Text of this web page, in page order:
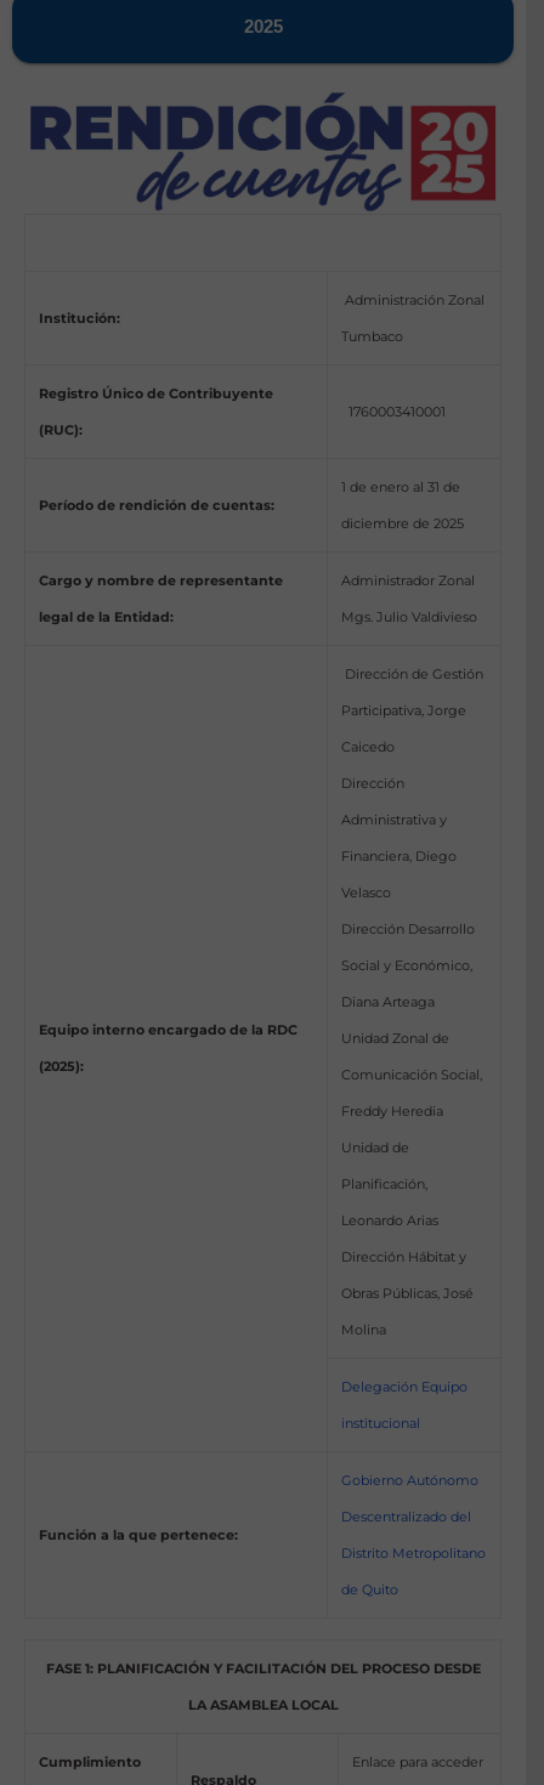
2025
Institución:
Administración Zonal
Tumbaco
Registro Único de Contribuyente
(RUC):
1760003410001
Período de rendición de cuentas:
1 de enero al 31 de
diciembre de 2025
Cargo y nombre de representante
legal de la Entidad:
Administrador Zonal
Mgs. Julio Valdivieso
Equipo interno encargado de la RDC
(2025):
Dirección de Gestión
Participativa, Jorge
Caicedo
Dirección
Administrativa y
Financiera, Diego
Velasco
Dirección Desarrollo
Social y Económico,
Diana Arteaga
Unidad Zonal de
Comunicación Social,
Freddy Heredia
Unidad de
Planificación,
Leonardo Arias
Dirección Hábitat y
Obras Públicas, José
Molina
Delegación Equipo
institucional
Función a la que pertenece:
Gobierno Autónomo
Descentralizado del
Distrito Metropolitano
de Quito
FASE 1: PLANIFICACIÓN Y FACILITACIÓN DEL PROCESO DESDE
LA ASAMBLEA LOCAL
Cumplimiento
Respaldo
Enlace para acceder